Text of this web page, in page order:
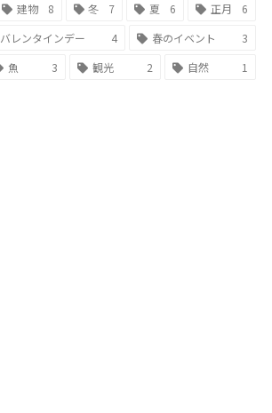
建物 8 冬 7 夏 6 正月
6
バレンタインデー 4 春のイベント
3
魚 3 観光 2 自然 1